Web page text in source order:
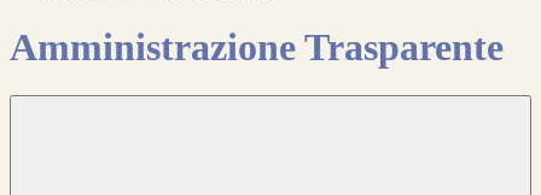
Amministrazione Trasparente